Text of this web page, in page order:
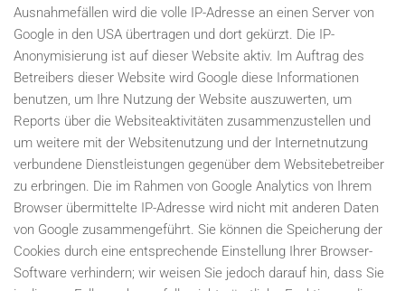
Ausnahmefällen wird die volle IP-Adresse an einen Server von
Google in den USA übertragen und dort gekürzt. Die IP-
Anonymisierung ist auf dieser Website aktiv. Im Auftrag des
Betreibers dieser Website wird Google diese Informationen
benutzen, um Ihre Nutzung der Website auszuwerten, um
Reports über die Websiteaktivitäten zusammenzustellen und
um weitere mit der Websitenutzung und der Internetnutzung
verbundene Dienstleistungen gegenüber dem Websitebetreiber
zu erbringen. Die im Rahmen von Google Analytics von Ihrem
Browser übermittelte IP-Adresse wird nicht mit anderen Daten
von Google zusammengeführt. Sie können die Speicherung der
Cookies durch eine entsprechende Einstellung Ihrer Browser-
Software verhindern; wir weisen Sie jedoch darauf hin, dass Sie